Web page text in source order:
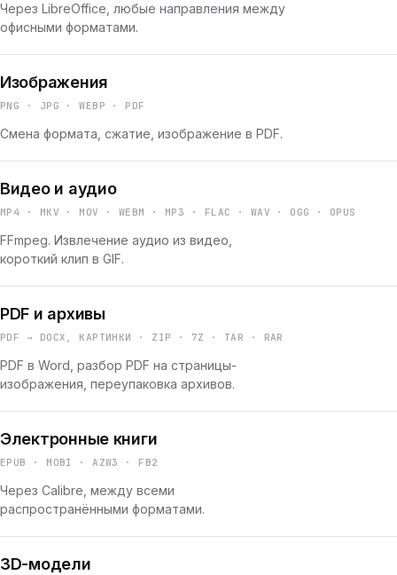
Через LibreOffice, любые направления между
офисными форматами.
Изображения
PNG · JPG · WEBP · PDF
Смена формата, сжатие, изображение в PDF.
Видео и аудио
MP4 · MKV · MOV · WEBM · MP3 · FLAC · WAV · OGG · OPUS
FFmpeg. Извлечение аудио из видео,
короткий клип в GIF.
PDF и архивы
PDF → DOCX, КАРТИНКИ · ZIP · 7Z · TAR · RAR
PDF в Word, разбор PDF на страницы-
изображения, переупаковка архивов.
Электронные книги
EPUB · MOBI · AZW3 · FB2
Через Calibre, между всеми
распространёнными форматами.
3D-модели